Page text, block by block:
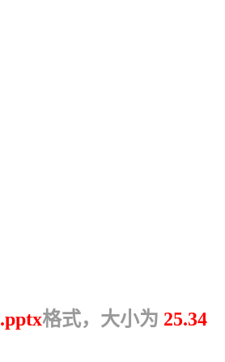
.pptx格式，大小为 25.34